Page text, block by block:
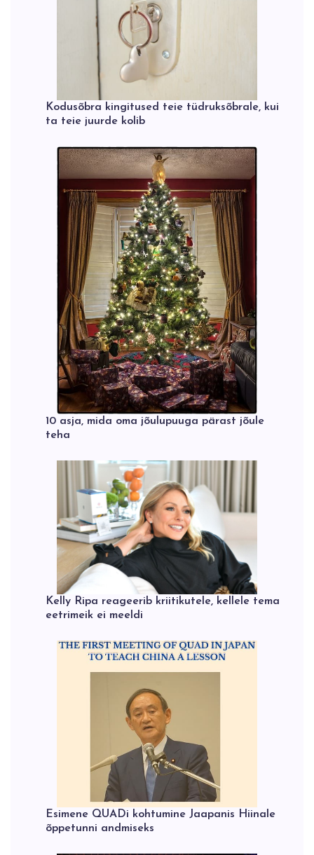
Kodusõbra kingitused teie tüdruksõbrale, kui
ta teie juurde kolib
10 asja, mida oma jõulupuuga pärast jõule
teha
Kelly Ripa reageerib kriitikutele, kellele tema
eetrimeik ei meeldi
Esimene QUADi kohtumine Jaapanis Hiinale
õppetunni andmiseks